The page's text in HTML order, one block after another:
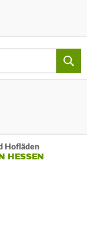
Hofläden
HESSEN